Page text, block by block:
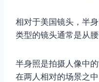
相对于美国镜头，半
类型的镜头通常是从
半身照是拍摄人像中
在两人相对的场景之